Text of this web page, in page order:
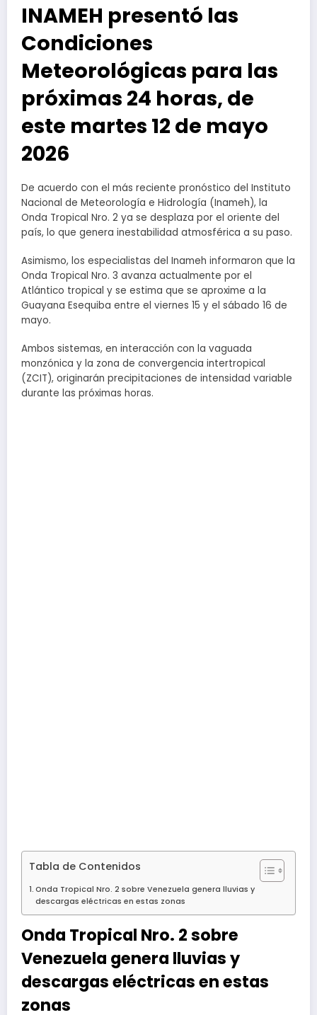
INAMEH presentó las
Condiciones
Meteorológicas para las
próximas 24 horas, de
este martes 12 de mayo
2026
De acuerdo con el más reciente pronóstico del Instituto
Nacional de Meteorología e Hidrología (Inameh), la
Onda Tropical Nro. 2 ya se desplaza por el oriente del
país, lo que genera inestabilidad atmosférica a su paso.
Asimismo, los especialistas del Inameh informaron que la
Onda Tropical Nro. 3 avanza actualmente por el
Atlántico tropical y se estima que se aproxime a la
Guayana Esequiba entre el viernes 15 y el sábado 16 de
mayo.
Ambos sistemas, en interacción con la vaguada
monzónica y la zona de convergencia intertropical
(ZCIT), originarán precipitaciones de intensidad variable
durante las próximas horas.
Tabla de Contenidos
Onda Tropical Nro. 2 sobre Venezuela genera lluvias y
descargas eléctricas en estas zonas
Onda Tropical Nro. 2 sobre
Venezuela genera lluvias y
descargas eléctricas en estas
zonas